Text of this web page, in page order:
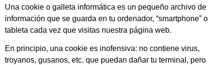
Una cookie o galleta informática es un pequeño archivo de
información que se guarda en tu ordenador, “smartphone” o
tableta cada vez que visitas nuestra página web.
En principio, una cookie es inofensiva: no contiene virus,
troyanos, gusanos, etc. que puedan dañar tu terminal, pero